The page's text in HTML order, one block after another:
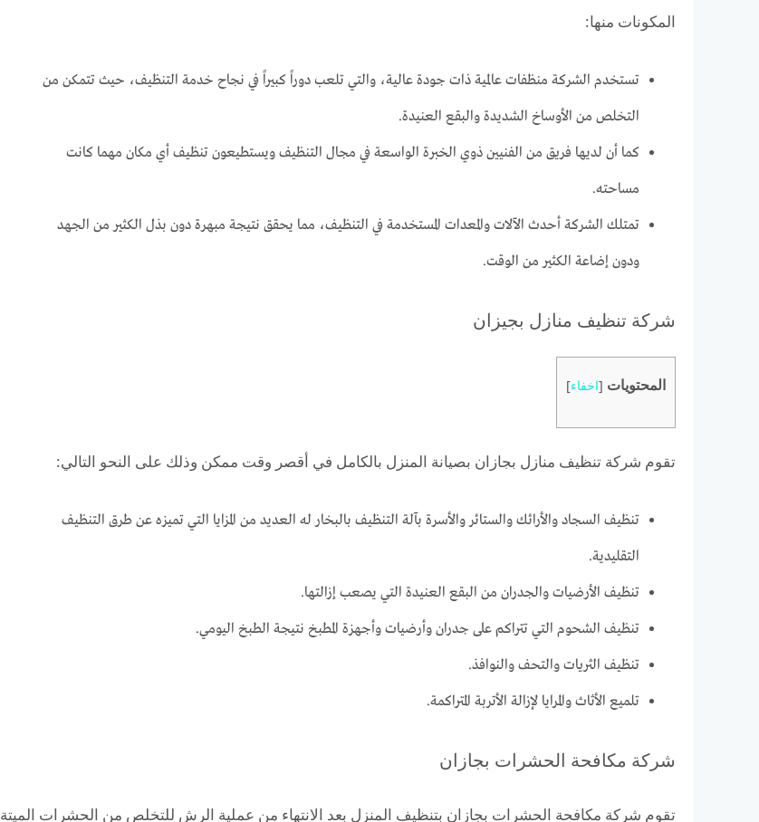
المكونات منها:
تستخدم الشركة منظفات عالمية ذات جودة عالية، والتي تلعب دوراً كبيراً في نجاح خدمة التنظيف، حيث تتمكن من
التخلص من الأوساخ الشديدة والبقع العنيدة.
كما أن لديها فريق من الفنيين ذوي الخبرة الواسعة في مجال التنظيف ويستطيعون تنظيف أي مكان مهما كانت
مساحته.
تمتلك الشركة أحدث الآلات والمعدات المستخدمة في التنظيف، مما يحقق نتيجة مبهرة دون بذل الكثير من الجهد
ودون إضاعة الكثير من الوقت.
شركة تنظيف منازل بجيزان
المحتويات [اخفاء]
تقوم شركة تنظيف منازل بجازان بصيانة المنزل بالكامل في أقصر وقت ممكن وذلك على النحو التالي:
تنظيف السجاد والأرائك والستائر والأسرة بآلة التنظيف بالبخار له العديد من المزايا التي تميزه عن طرق التنظيف
التقليدية.
تنظيف الأرضيات والجدران من البقع العنيدة التي يصعب إزالتها.
تنظيف الشحوم التي تتراكم على جدران وأرضيات وأجهزة المطبخ نتيجة الطبخ اليومي.
تنظيف الثريات والتحف والنوافذ.
تلميع الأثاث والمرايا لإزالة الأتربة المتراكمة.
شركة مكافحة الحشرات بجازان
تقوم شركة مكافحة الحشرات بجازان بتنظيف المنزل بعد الانتهاء من عملية الرش للتخلص من الحشرات الميتة